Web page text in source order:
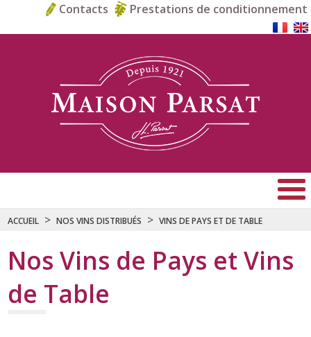
Contacts Prestations de conditionnement
ACCUEIL >NOS VINS DISTRIBUÉS >VINS DE PAYS ET DE TABLE
Nos Vins de Pays et Vins
de Table